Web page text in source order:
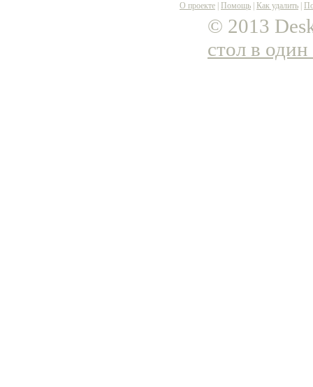
О проекте Помощь Как удалить
© 2013
стол в